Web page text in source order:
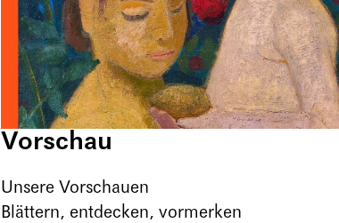
Vorschau
Unsere Vorschauen
Blättern, entdecken, vormerken